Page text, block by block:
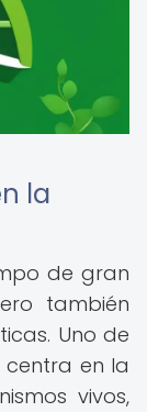
la
de gran
también
Uno de
en la
vivos,